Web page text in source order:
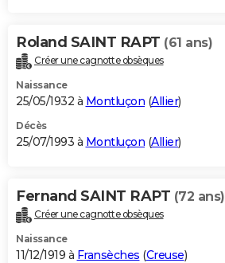
Roland SAINT RAPT (61 ans)
Créer une cagnotte obsèques
Naissance
25/05/1932 à Montluçon (Allier)
Décès
25/07/1993 à Montluçon (Allier)
Fernand SAINT RAPT (72 ans)
Créer une cagnotte obsèques
Naissance
11/12/1919 à Fransèches (Creuse)